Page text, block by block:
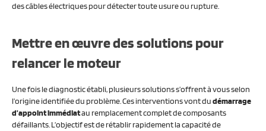
des câbles électriques pour détecter toute usure ou rupture.
Mettre en œuvre des solutions pour
relancer le moteur
Une fois le diagnostic établi, plusieurs solutions s’offrent à vous selon
l’origine identifiée du problème. Ces interventions vont dudémarrage
d’appoint immédiatau remplacement complet de composants
défaillants. L’objectif est de rétablir rapidement la capacité de